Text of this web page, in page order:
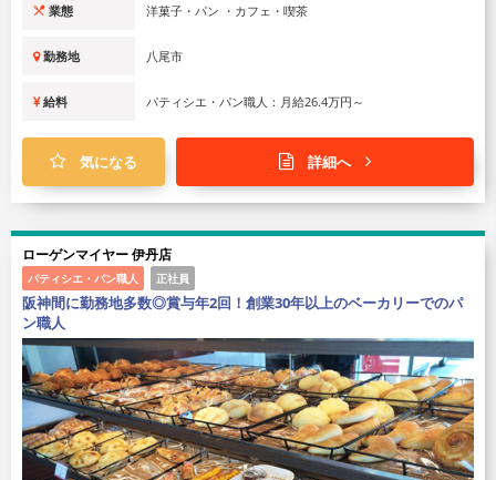
業態 洋菓子・パン ・カフェ・喫茶
勤務地 八尾市
給料 パティシエ・パン職人：月給26.4万円～
気になる 詳細へ
ローゲンマイヤー 伊丹店
パティシエ・パン職人 正社員
阪神間に勤務地多数◎賞与年2回！創業30年以上のベーカリーでのパ
ン職人